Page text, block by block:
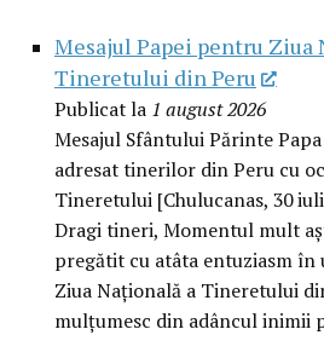
Mesajul Papei pentru Ziua
Tineretului din Peru
Publicat la 1 august 2026
Mesajul Sfântului Părinte
adresat tinerilor din Peru cu
Tineretului [Chulucanas, 30
Dragi tineri, Momentul mult
pregătit cu atâta entuziasm în
Ziua Națională a Tineretului
mulțumesc din adâncul inimii